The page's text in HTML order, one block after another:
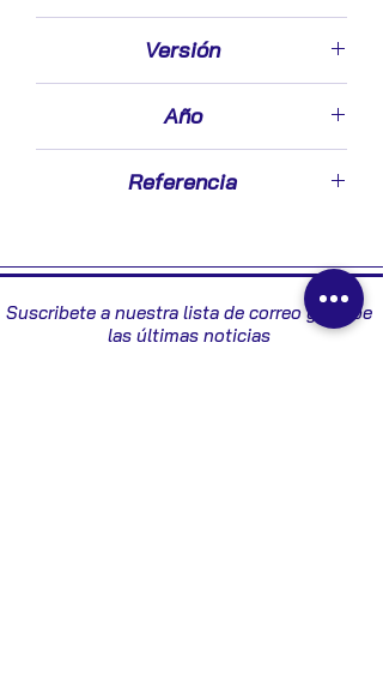
Versión
Año
Referencia
Suscribete a nuestra lista de correo y recibe
las últimas noticias